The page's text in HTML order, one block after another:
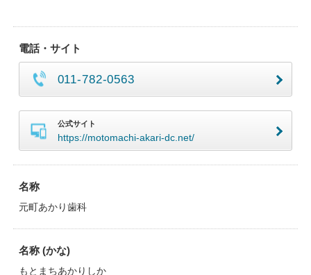
電話・サイト
011-782-0563
公式サイト
https://motomachi-akari-dc.net/
名称
元町あかり歯科
名称 (かな)
もとまちあかりしか